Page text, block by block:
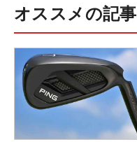
オススメの記事